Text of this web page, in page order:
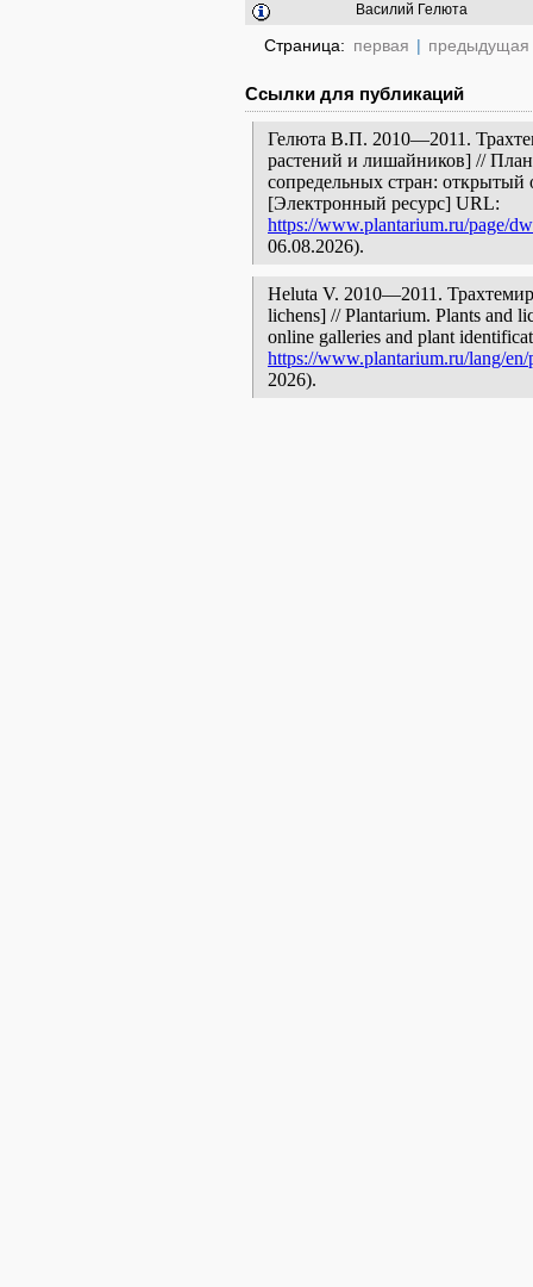
Василий Гелюта
Страница: первая | предыдущая
Ссылки для публикаций
Гелюта В.П. 2010—2011.
растений и лишайников] //
сопредельных стран: открытый
[Электронный ресурс] URL:
https://www.plantarium.ru/page/
06.08.2026).
Heluta V. 2010—2011.
lichens] // Plantarium. Plants and
online galleries and plant
https://www.plantarium.ru/lang/
2026).